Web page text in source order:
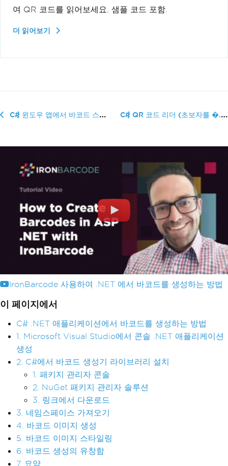
여 QR 코드를 읽어보세요. 샘플 코드 포함.
더 읽어보기
C# 윈도우 앱에서 바코드 스캐너를 사용하는 방법 C# QR 코드 리더 (초보자를 �...
IronBarcode 사용하여 .NET 에서 바코드를 생성하는 방법
이 페이지에서
C# .NET 애플리케이션에서 바코드를 생성하는 방법
1. Microsoft Visual Studio에서 콘솔 .NET 애플리케이션
생성
2. C#에서 바코드 생성기 라이브러리 설치
1. 패키지 관리자 콘솔
2. NuGet 패키지 관리자 솔루션
3. 링크에서 다운로드
3. 네임스페이스 가져오기
4. 바코드 이미지 생성
5. 바코드 이미지 스타일링
6. 바코드 생성의 유창함
7. 요약